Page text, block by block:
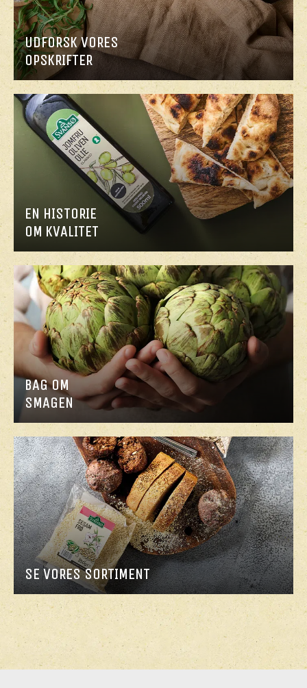
UDFORSK VORES
OPSKRIFTER
EN HISTORIE
OM KVALITET
BAG OM
SMAGEN
SE VORES SORTIMENT